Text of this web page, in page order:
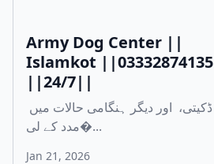
Army Dog Center ||
Islamkot ||03332874135
||24/7||
مدد کے لی�...
Jan 21, 2026